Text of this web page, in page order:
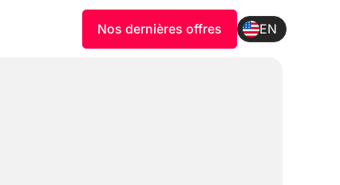
Nos dernières offres EN